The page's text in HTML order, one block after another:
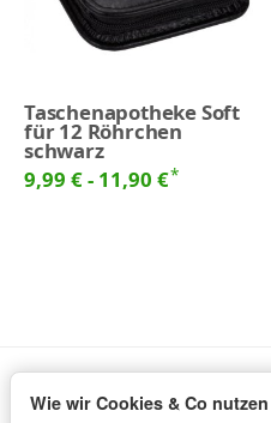
Taschenapotheke Soft
für 12 Röhrchen
schwarz
9,99 € - 11,90 €*
Informationen
Wie wir Cookies & Co nutzen